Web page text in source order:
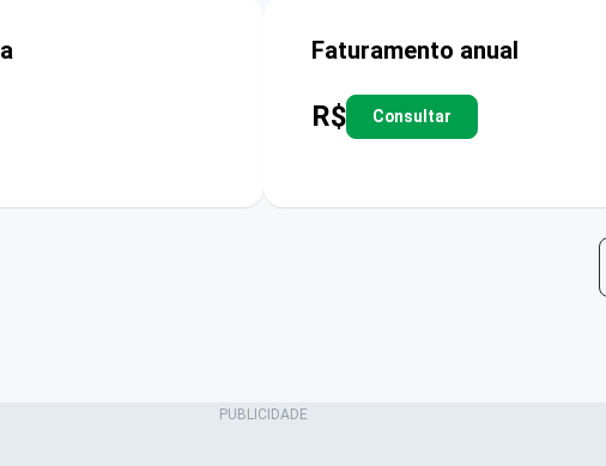
Faturamento anual
R$ Consultar